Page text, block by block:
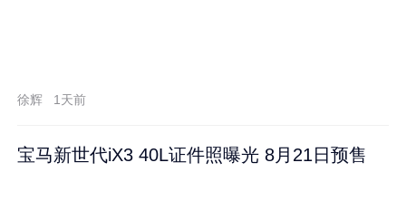
徐辉 1天前
宝马新世代iX3 40L证件照曝光 8月21日预售